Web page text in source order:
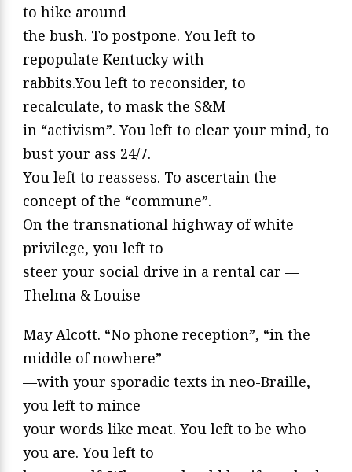
to hike around
the bush. To postpone. You left to
repopulate Kentucky with
rabbits.You left to reconsider, to
recalculate, to mask the S&M
in “activism”. You left to clear your mind, to
bust your ass 24/7.
You left to reassess. To ascertain the
concept of the “commune”.
On the transnational highway of white
privilege, you left to
steer your social drive in a rental car —
Thelma & Louise
May Alcott. “No phone reception”, “in the
middle of nowhere”
—with your sporadic texts in neo-Braille,
you left to mince
your words like meat. You left to be who
you are. You left to